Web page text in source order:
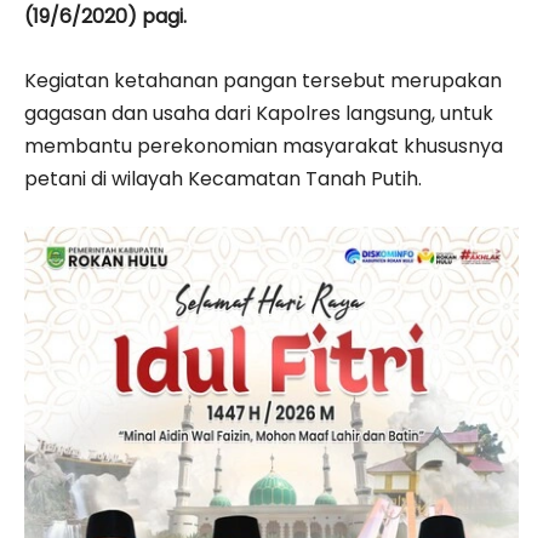
(19/6/2020) pagi.
Kegiatan ketahanan pangan tersebut merupakan
gagasan dan usaha dari Kapolres langsung, untuk
membantu perekonomian masyarakat khususnya
petani di wilayah Kecamatan Tanah Putih.